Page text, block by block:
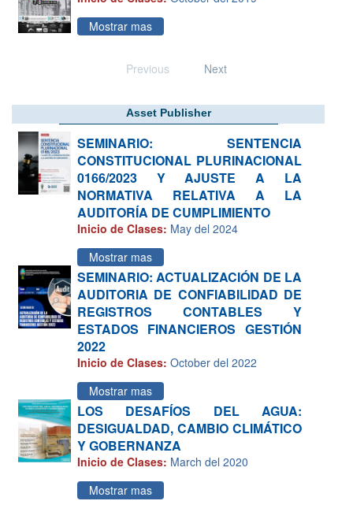
Mostrar mas
Previous Next
Asset Publisher
SEMINARIO: SENTENCIA
CONSTITUCIONAL PLURINACIONAL
0166/2023 Y AJUSTE A LA
NORMATIVA RELATIVA A LA
AUDITORÍA DE CUMPLIMIENTO
Inicio de Clases: May del 2024
Mostrar mas
SEMINARIO: ACTUALIZACIÓN DE LA
AUDITORIA DE CONFIABILIDAD DE
REGISTROS CONTABLES Y
ESTADOS FINANCIEROS GESTIÓN
2022
Inicio de Clases: October del 2022
Mostrar mas
LOS DESAFÍOS DEL AGUA:
DESIGUALDAD, CAMBIO CLIMÁTICO
Y GOBERNANZA
Inicio de Clases: March del 2020
Mostrar mas